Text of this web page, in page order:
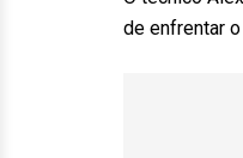
de enfrentar